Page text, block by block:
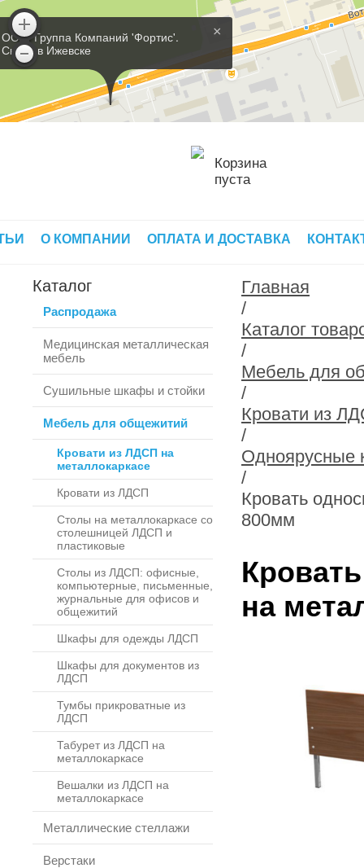
×
ООО 'Группа Компаний 'Фортис'.
Склад в Ижевске
Корзина
пуста
О КОМПАНИИ ОПЛАТА И ДОСТАВКА
Каталог
Распродажа
Медицинская металлическая
мебель
Сушильные шкафы и стойки
Мебель для общежитий
Кровати из ЛДСП на
металлокаркасе
Кровати из ЛДСП
Столы на металлокаркасе со
столешницей ЛДСП и
пластиковые
Столы из ЛДСП: офисные,
компьютерные, письменные,
журнальные для офисов и
общежитий
Шкафы для одежды ЛДСП
Шкафы для документов из
ЛДСП
Тумбы прикроватные из
ЛДСП
Табурет из ЛДСП на
металлокаркасе
Вешалки из ЛДСП на
металлокаркасе
Металлические стеллажи
Верстаки
Главная
/
Каталог
/
Мебель для
/
Кровати из
/
Одноярусные
/
Кровать
800мм
на